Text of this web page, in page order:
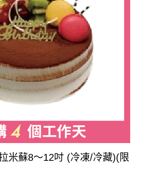
米蘇8～12吋 (冷凍/冷藏)(限